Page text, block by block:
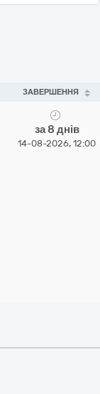
ЗАВЕРШЕННЯ
за 8 днів
14-08-2026, 12:00